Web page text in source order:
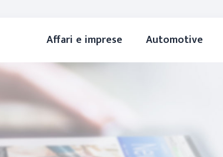
Affari e imprese Automotive